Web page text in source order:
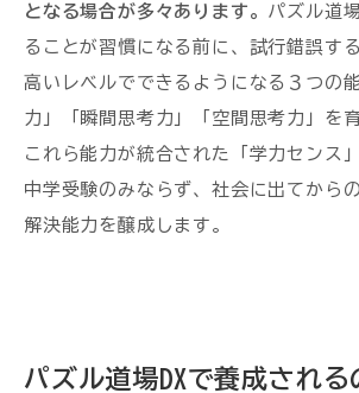
となる場合が多々あります。
パズル道
ることが習慣になる前に、試行錯誤す
高いレベルでできるようになる３つの
力」「瞬間思考力」「空間思考力」を
これら能力が統合された「学力センス
中学受験のみならず、社会に出てから
解決能力を醸成します。
パズル道場DXで養成される